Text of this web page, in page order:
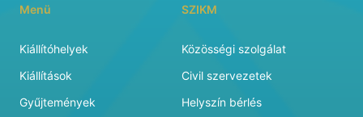
Menü
Kiállítóhelyek
Kiállítások
Gyűjtemények
SZIKM
Közösségi szolgálat
Civil szervezetek
Helyszín bérlés